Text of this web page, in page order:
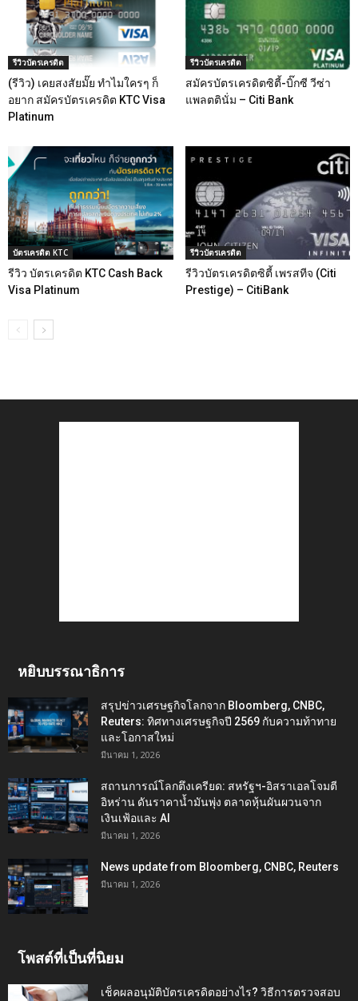
รีวิวบัตรเครดิต
(รีวิว) เคยสงสัยมั๊ย ทำไมใครๆ ก็
อยาก สมัครบัตรเครดิต KTC Visa
Platinum
รีวิวบัตรเครดิต
สมัครบัตรเครดิตซิตี้-บิ๊กซี วีซ่า
แพลตตินั่ม – Citi Bank
บัตรเครดิต KTC
รีวิว บัตรเครดิต KTC Cash Back
Visa Platinum
รีวิวบัตรเครดิต
รีวิวบัตรเครดิตซิตี้ เพรสทีจ (Citi
Prestige) – CitiBank
หยิบบรรณาธิการ
สรุปข่าวเศรษฐกิจโลกจาก Bloomberg, CNBC,
Reuters: ทิศทางเศรษฐกิจปี 2569 กับความท้าทาย
และโอกาสใหม่
มีนาคม 1, 2026
สถานการณ์โลกตึงเครียด: สหรัฐฯ-อิสราเอลโจมตี
อิหร่าน ดันราคาน้ำมันพุ่ง ตลาดหุ้นผันผวนจาก
เงินเฟ้อและ AI
มีนาคม 1, 2026
News update from Bloomberg, CNBC, Reuters
มีนาคม 1, 2026
โพสต์ที่เป็นที่นิยม
เช็คผลอนุมัติบัตรเครดิตอย่างไร? วิธีการตรวจสอบ